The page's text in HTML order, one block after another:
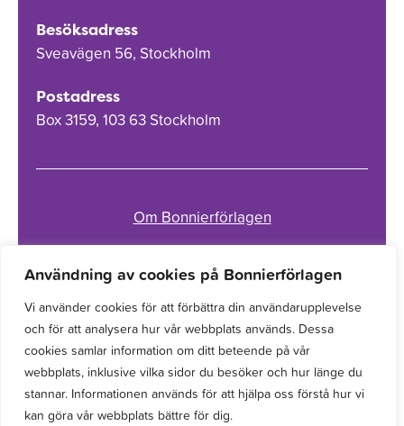
Användning av cookies på Bonnierförlagen
Vi använder cookies för att förbättra din användarupplevelse
och för att analysera hur vår webbplats används. Dessa
cookies samlar information om ditt beteende på vår
webbplats, inklusive vilka sidor du besöker och hur länge du
stannar. Informationen används för att hjälpa oss förstå hur vi
kan göra vår webbplats bättre för dig.
Besöksadress
Sveavägen 56, Stockholm
Postadress
Box 3159, 103 63 Stockholm
Om Bonnierförlagen
Cookies
Integritetspolicy